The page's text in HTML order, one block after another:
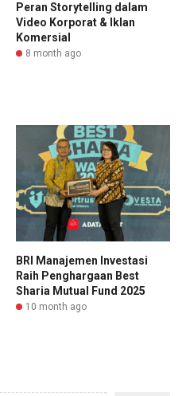
Peran Storytelling dalam
Video Korporat & Iklan
Komersial
8 month ago
BRI Manajemen Investasi
Raih Penghargaan Best
Sharia Mutual Fund 2025
10 month ago